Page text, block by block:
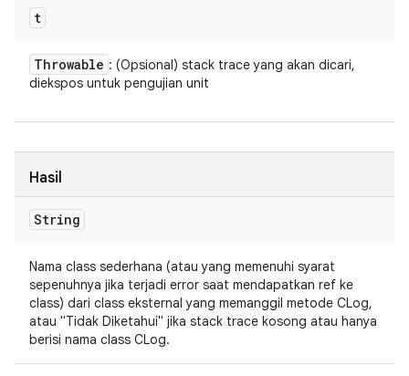
t
Throwable : (Opsional) stack trace yang akan dicari,
diekspos untuk pengujian unit
Hasil
String
Nama class sederhana (atau yang memenuhi syarat
sepenuhnya jika terjadi error saat mendapatkan ref ke
class) dari class eksternal yang memanggil metode CLog,
atau "Tidak Diketahui" jika stack trace kosong atau hanya
berisi nama class CLog.